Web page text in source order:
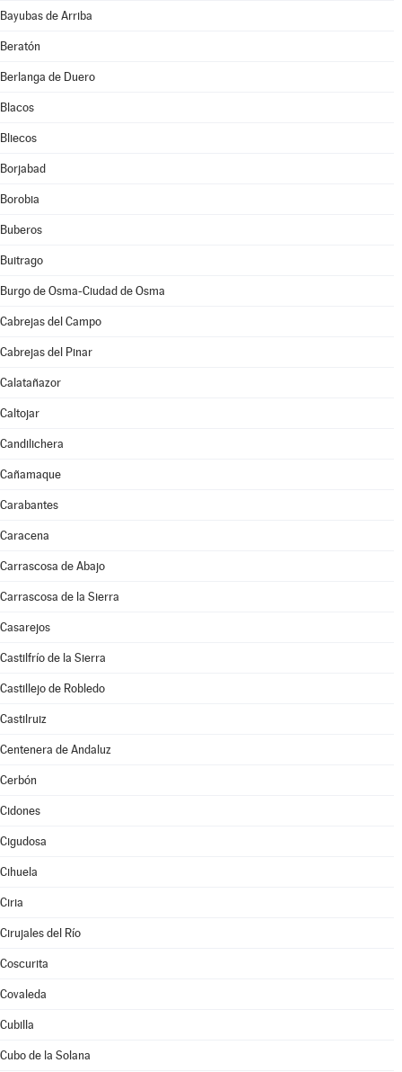
Bayubas de Arriba
Beratón
Berlanga de Duero
Blacos
Bliecos
Borjabad
Borobia
Buberos
Buitrago
Burgo de Osma-Ciudad de Osma
Cabrejas del Campo
Cabrejas del Pinar
Calatañazor
Caltojar
Candilichera
Cañamaque
Carabantes
Caracena
Carrascosa de Abajo
Carrascosa de la Sierra
Casarejos
Castilfrío de la Sierra
Castillejo de Robledo
Castilruiz
Centenera de Andaluz
Cerbón
Cidones
Cigudosa
Cihuela
Ciria
Cirujales del Río
Coscurita
Covaleda
Cubilla
Cubo de la Solana